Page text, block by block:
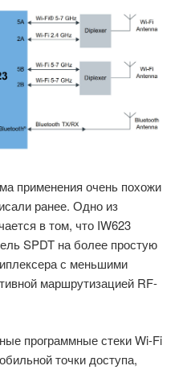
применения очень похожи
ранее. Одно из
в том, что IW623
SPDT на более простую
с меньшими
маршрутизацией RF-
программные стеки Wi-Fi
точки доступа,